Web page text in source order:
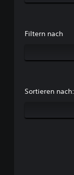
Filtern nach
Sortieren nach: